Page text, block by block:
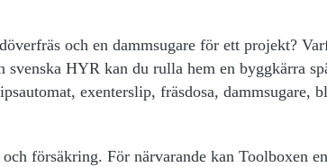
och en dammsugare för ett projekt?
svenska HYR kan du rulla hem en byggkärra
exenterslip, fräsdosa, dammsugare,
försäkring. För närvarande kan Toolboxen